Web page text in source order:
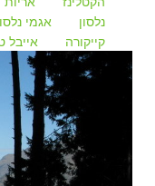
נלסון
אגמי
קייקורה
אייבל